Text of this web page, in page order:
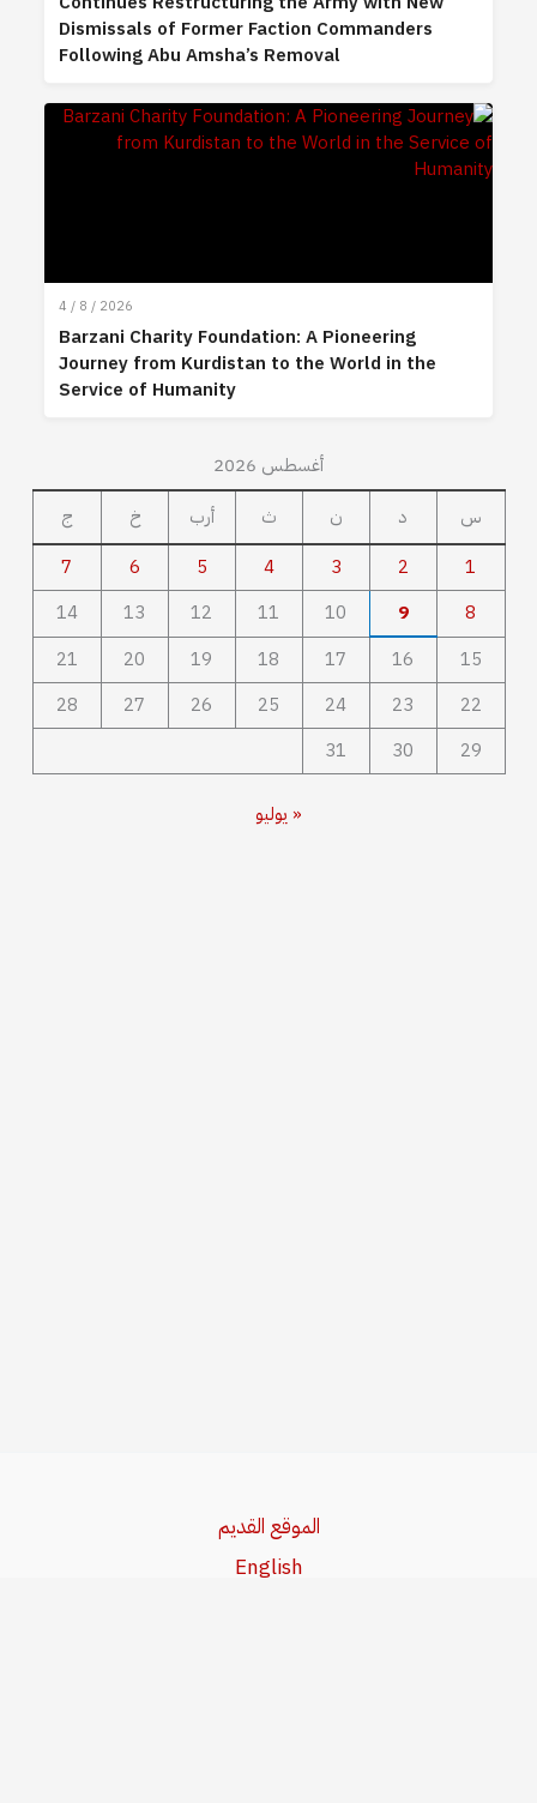
Dismissals of Former Faction Commanders
Following Abu Amsha’s Removal
4 / 8 / 2026
Barzani Charity Foundation: A Pioneering
Journey from Kurdistan to the World in the
Service of Humanity
أغسطس 2026
س
د ن ث أرب خ
ج
1
2
3
4
5
6
7
8
9
10
11
12
13
14
15
16
17
18
19
20
21
22
23
24
25
26
27
28
29
30
31
« يوليو
الموقع القديم
English